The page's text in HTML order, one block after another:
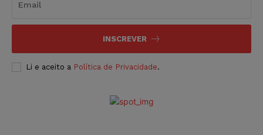
INSCREVER
Li e aceito a Política de Privacidade.